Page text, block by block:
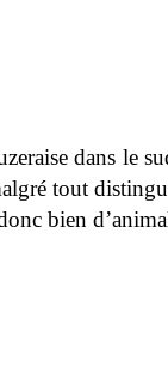
dans le
tout
bien